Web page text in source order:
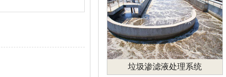
垃圾渗滤液处理系统